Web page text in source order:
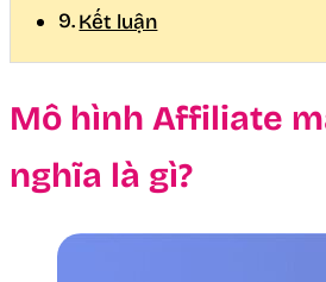
Kết luận
Mô hình Affiliate
nghĩa là gì?